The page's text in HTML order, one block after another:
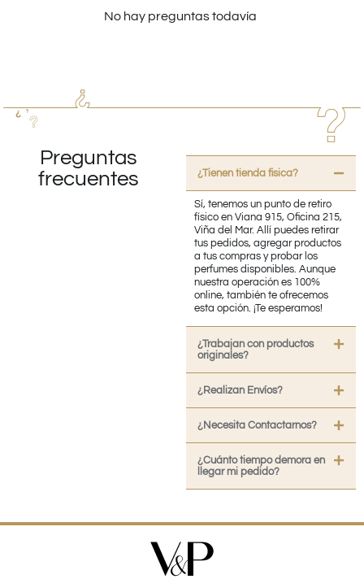
No hay preguntas todavía
Preguntas
frecuentes
¿Tienen tienda fisica?
Sí, tenemos un punto de retiro
físico en Viana 915, Oficina 215,
Viña del Mar. Allí puedes retirar
tus pedidos, agregar productos
a tus compras y probar los
perfumes disponibles. Aunque
nuestra operación es 100%
online, también te ofrecemos
esta opción. ¡Te esperamos!
¿Trabajan con productos
originales?
¿Realizan Envíos?
¿Necesita Contactarnos?
¿Cuánto tiempo demora en
llegar mi pedido?